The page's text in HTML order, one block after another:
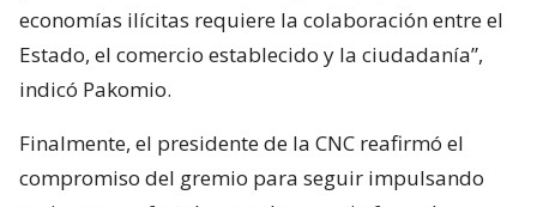
economías ilícitas requiere la colaboración entre el
Estado, el comercio establecido y la ciudadanía”,
indicó Pakomio.
Finalmente, el presidente de la CNC reafirmó el
compromiso del gremio para seguir impulsando